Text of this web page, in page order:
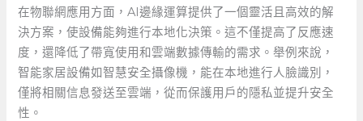
在物聯網應用方面，AI邊緣運算提供了一個靈活且高效的解
決方案，使設備能夠進行本地化決策。這不僅提高了反應速
度，還降低了帶寬使用和雲端數據傳輸的需求。舉例來說，
智能家居設備如智慧安全攝像機，能在本地進行人臉識別，
僅將相關信息發送至雲端，從而保護用戶的隱私並提升安全
性。